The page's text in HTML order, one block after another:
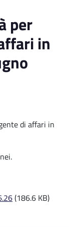
per
in
di affari in
(186.6 KB)